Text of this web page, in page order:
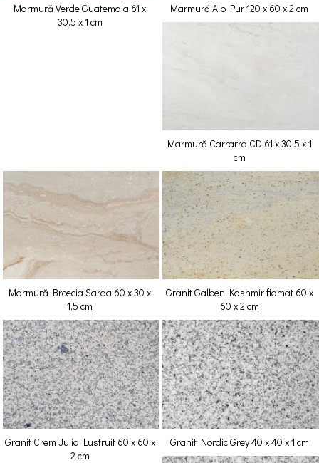
Marmură Verde Guatemala 61 x
30,5 x 1 cm
Marmură Alb Pur 120 x 60 x 2 cm
Marmură Carrarra CD 61 x 30,5 x 1
cm
Marmură Brcecia Sarda 60 x 30 x
1,5 cm
Granit Galben Kashmir fiamat 60 x
60 x 2 cm
Granit Crem Julia Lustruit 60 x 60 x
2 cm
Granit Nordic Grey 40 x 40 x 1 cm